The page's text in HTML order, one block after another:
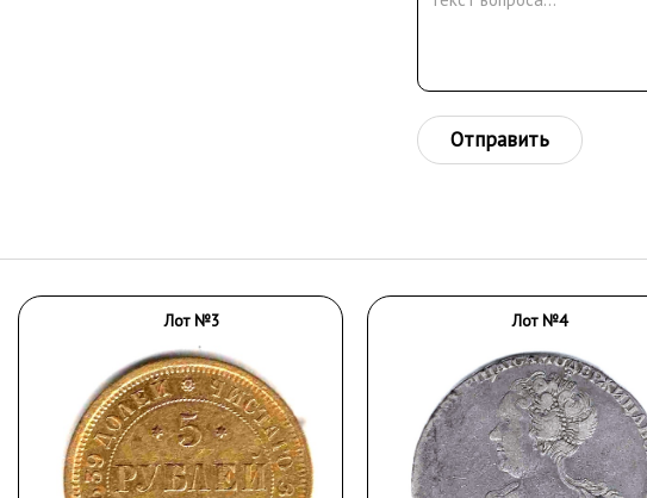
Отправить
Лот №3 Лот №4